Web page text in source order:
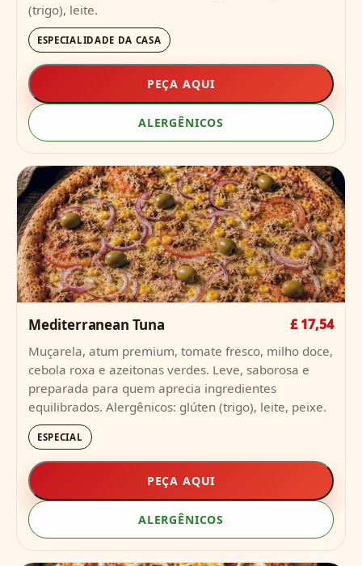
(trigo), leite.
ESPECIALIDADE DA CASA
PEÇA AQUI
ALERGÊNICOS
Mediterranean Tuna £ 17,54
Muçarela, atum premium, tomate fresco, milho doce,
cebola roxa e azeitonas verdes. Leve, saborosa e
preparada para quem aprecia ingredientes
equilibrados. Alergênicos: glúten (trigo), leite, peixe.
ESPECIAL
PEÇA AQUI
ALERGÊNICOS